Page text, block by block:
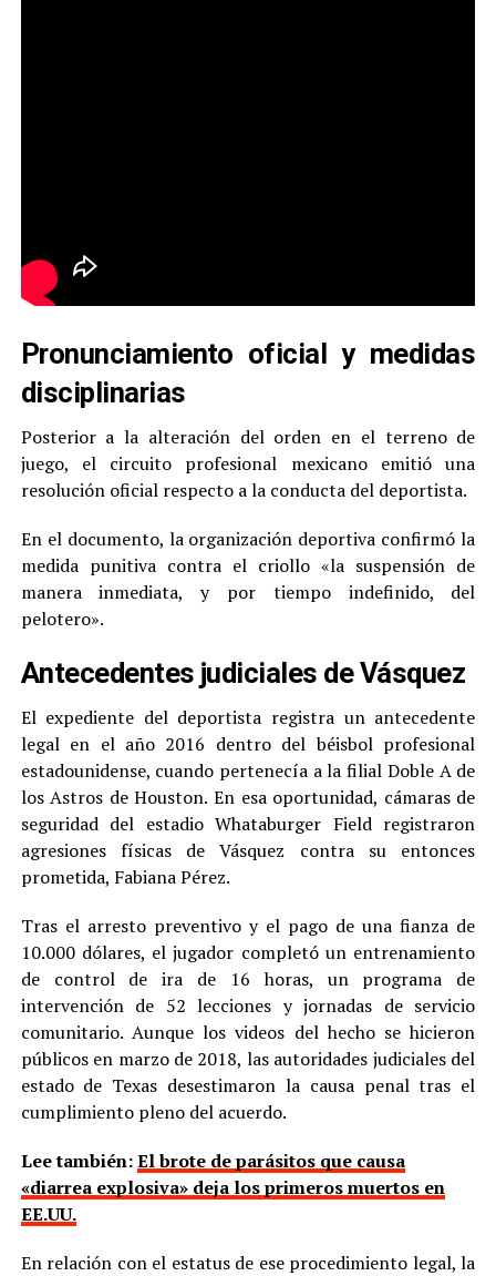
Pronunciamiento oficial y medidas
disciplinarias
Posterior a la alteración del orden en el terreno de
juego, el circuito profesional mexicano emitió una
resolución oficial respecto a la conducta del deportista.
En el documento, la organización deportiva confirmó la
medida punitiva contra el criollo «la suspensión de
manera inmediata, y por tiempo indefinido, del
pelotero».
Antecedentes judiciales de Vásquez
El expediente del deportista registra un antecedente
legal en el año 2016 dentro del béisbol profesional
estadounidense, cuando pertenecía a la filial Doble A de
los Astros de Houston. En esa oportunidad, cámaras de
seguridad del estadio Whataburger Field registraron
agresiones físicas de Vásquez contra su entonces
prometida, Fabiana Pérez.
Tras el arresto preventivo y el pago de una fianza de
10.000 dólares, el jugador completó un entrenamiento
de control de ira de 16 horas, un programa de
intervención de 52 lecciones y jornadas de servicio
comunitario. Aunque los videos del hecho se hicieron
públicos en marzo de 2018, las autoridades judiciales del
estado de Texas desestimaron la causa penal tras el
cumplimiento pleno del acuerdo.
Lee también:El brote de parásitos que causa
«diarrea explosiva» deja los primeros muertos en
EE.UU.
En relación con el estatus de ese procedimiento legal, la